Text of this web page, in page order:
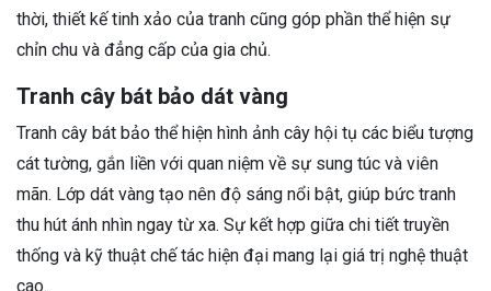
thời, thiết kế tinh xảo của tranh cũng góp phần thể hiện sự
chỉn chu và đẳng cấp của gia chủ.
Tranh cây bát bảo dát vàng
Tranh cây bát bảo thể hiện hình ảnh cây hội tụ các biểu tượng
cát tường, gắn liền với quan niệm về sự sung túc và viên
mãn. Lớp dát vàng tạo nên độ sáng nổi bật, giúp bức tranh
thu hút ánh nhìn ngay từ xa. Sự kết hợp giữa chi tiết truyền
thống và kỹ thuật chế tác hiện đại mang lại giá trị nghệ thuật
cao.